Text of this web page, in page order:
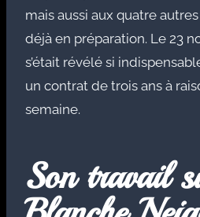
mais aussi aux quatre
déjà en préparation. Le 23
s’était révélé si
un contrat de trois ans à
semaine.
Son travail